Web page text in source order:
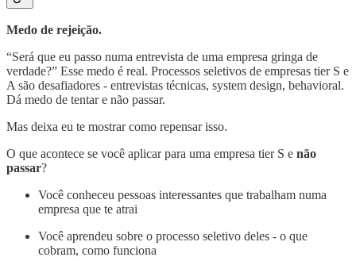
Medo de rejeição.
“Será que eu passo numa entrevista de uma empresa gringa de
verdade?” Esse medo é real. Processos seletivos de empresas tier S e
A são desafiadores - entrevistas técnicas, system design, behavioral.
Dá medo de tentar e não passar.
Mas deixa eu te mostrar como repensar isso.
O que acontece se você aplicar para uma empresa tier S e não
passar?
Você conheceu pessoas interessantes que trabalham numa
empresa que te atrai
Você aprendeu sobre o processo seletivo deles - o que
cobram, como funciona